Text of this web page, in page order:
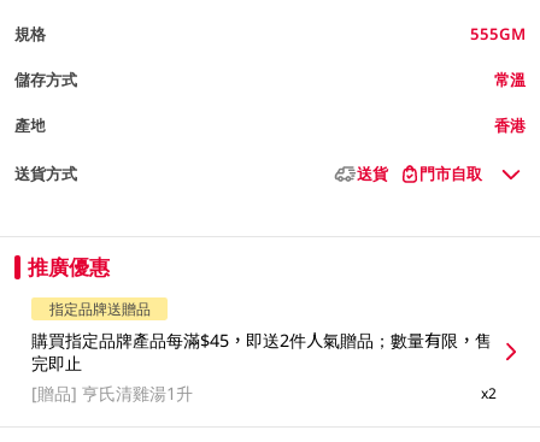
規格 555GM
儲存方式 常溫
產地 香港
送貨方式 送貨 門市自取
推廣優惠
指定品牌送贈品
購買指定品牌產品每滿$45，即送2件人氣贈品；數量有限，售
完即止
[贈品]亨氏清雞湯1升 x2